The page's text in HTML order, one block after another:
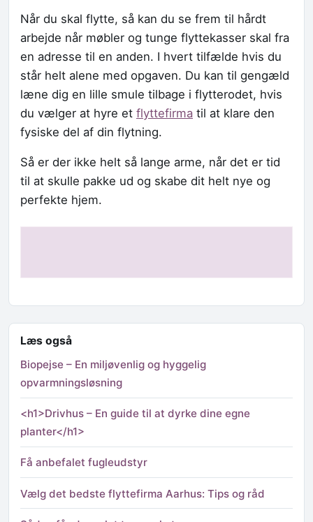
Når du skal flytte, så kan du se frem til hårdt
arbejde når møbler og tunge flyttekasser skal fra
en adresse til en anden. I hvert tilfælde hvis du
står helt alene med opgaven. Du kan til gengæld
læne dig en lille smule tilbage i flytterodet, hvis
du vælger at hyre et flyttefirma til at klare den
fysiske del af din flytning.
Så er der ikke helt så lange arme, når det er tid
til at skulle pakke ud og skabe dit helt nye og
perfekte hjem.
Læs også
Biopejse – En miljøvenlig og hyggelig
opvarmningsløsning
<h1>Drivhus – En guide til at dyrke dine egne
planter</h1>
Få anbefalet fugleudstyr
Vælg det bedste flyttefirma Aarhus: Tips og råd